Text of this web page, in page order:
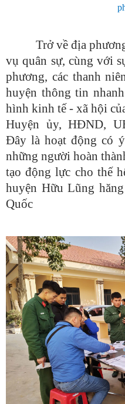
Trở về địa phương
vụ quân sự, cùng với
phương, các thanh
huyện thông tin
hình kinh tế - xã hội
Huyện ủy, HĐND,
Đây là hoạt động có
những người hoàn
tạo động lực cho thế
huyện Hữu Lũng
Quốc